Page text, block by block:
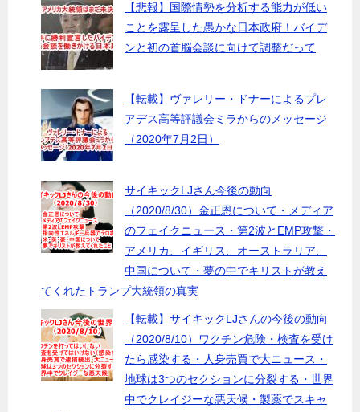
【悲報】国際情勢を分析する能力が低い
ことを露呈した愚かな日本政府！バイデ
ンと初の首脳会談に向けて調整だって
【転載】ヴァレリー・ドナーによるプレ
アデス高等評議会ミラからのメッセージ
（2020年7月2日）
サイキックLJさん今後の動向
（2020/8/30）金正恩について・メディア
のフェイクニュース・第2波とEMP攻撃・
アメリカ、イギリス、オーストラリア、
中国について・夢の中でキリストが教え
てくれたトランプ大統領の真実
【転載】サイキックLJさんの今後の動向
（2020/8/10）ワクチン危険・検査を受け
たら感染する・人身売買で大ニュース・
地球は3つのセクションに分裂する・世界
中でクレイジーな悪天候・製薬でスキャ